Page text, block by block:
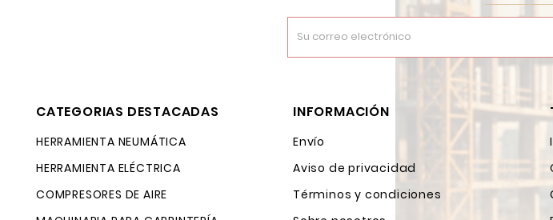
CATEGORIAS DESTACADAS
HERRAMIENTA NEUMÁTICA
HERRAMIENTA ELÉCTRICA
COMPRESORES DE AIRE
INFORMACIÓN
Envío
Aviso de privacidad
Términos y condiciones